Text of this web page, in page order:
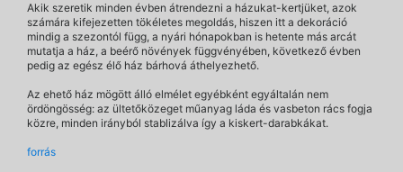
Akik szeretik minden évben átrendezni a házukat-kertjüket, azok
számára kifejezetten tökéletes megoldás, hiszen itt a dekoráció
mindig a szezontól függ, a nyári hónapokban is hetente más arcát
mutatja a ház, a beérő növények függvényében, következő évben
pedig az egész élő ház bárhová áthelyezhető.
Az ehető ház mögött álló elmélet egyébként egyáltalán nem
ördöngösség: az ültetőközeget műanyag láda és vasbeton rács fogja
közre, minden irányból stablizálva így a kiskert-darabkákat.
forrás